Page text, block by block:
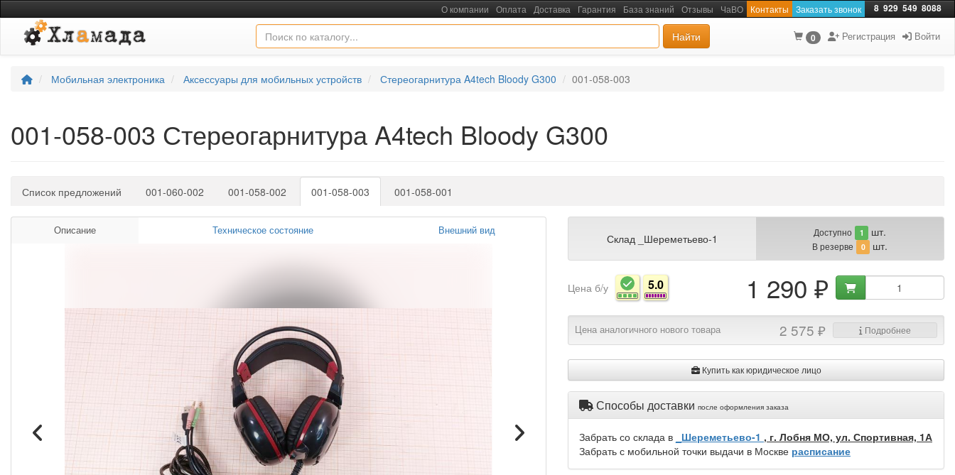
О компании Оплата Доставка Гарантия База знаний Отзывы ЧаВО Контакты Заказать звонок 8 929 549 8088
Найти 0 Регистрация Войти
Мобильная электроника Аксессуары для мобильных устройств Стереогарнитура A4tech Bloody G300 001-058-003
001-058-003 Стереогарнитура A4tech Bloody G300
Список предложений 001-060-002 001-058-002 001-058-003 001-058-001
Описание Техническое состояние Внешний вид
Склад _Шереметьево-1 Доступно 1 шт.
В резерве 0 шт.
Цена б/у 5.0 1 290 ₽
Цена аналогичного нового товара 2 575 ₽ Подробнее
Купить как юридическое лицо
Способы доставки после оформления заказа
Забрать со склада в _Шереметьево-1 , г. Лобня МО, ул. Спортивная, 1А
Забрать с мобильной точки выдачи в Москве расписание